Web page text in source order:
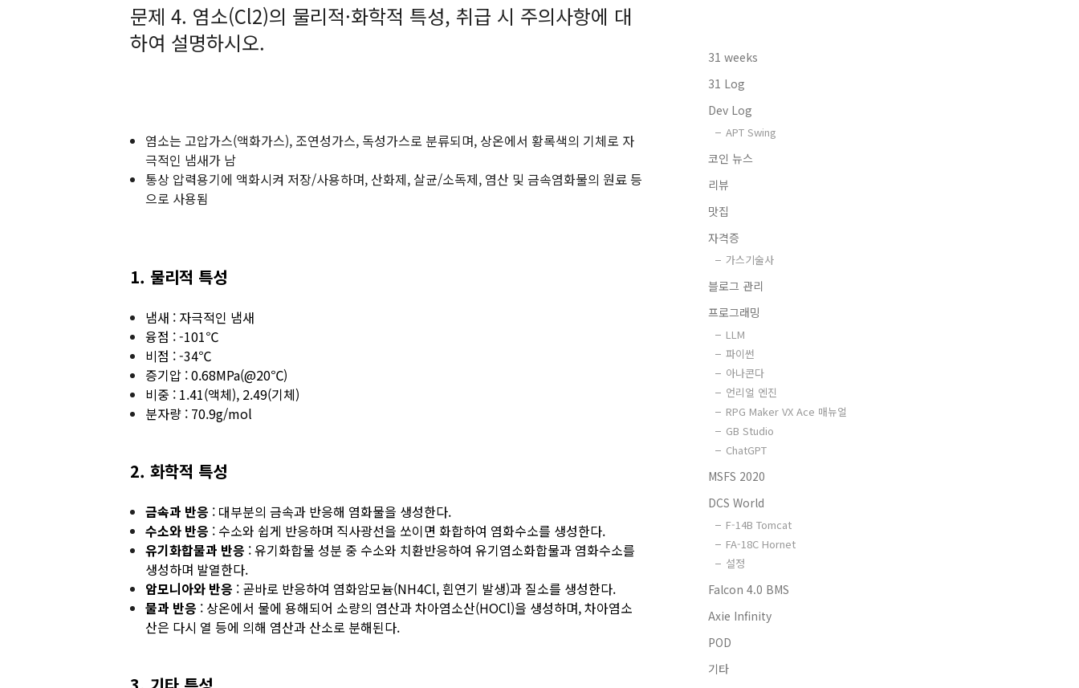
문제 4. 염소(Cl2)의 물리적·화학적 특성, 취급 시 주의사항에 대
하여 설명하시오.
염소는 고압가스(액화가스), 조연성가스, 독성가스로 분류되며, 상온에서 황록색의 기체로 자
극적인 냄새가 남
통상 압력용기에 액화시켜 저장/사용하며, 산화제, 살균/소독제, 염산 및 금속염화물의 원료 등
으로 사용됨
1. 물리적 특성
냄새 : 자극적인 냄새
융점 : -101℃
비점 : -34℃
증기압 : 0.68MPa(@20℃)
비중 : 1.41(액체), 2.49(기체)
분자량 : 70.9g/mol
2. 화학적 특성
금속과 반응 : 대부분의 금속과 반응해 염화물을 생성한다.
수소와 반응 : 수소와 쉽게 반응하며 직사광선을 쏘이면 화합하여 염화수소를 생성한다.
유기화합물과 반응 : 유기화합물 성분 중 수소와 치환반응하여 유기염소화합물과 염화수소를
생성하며 발열한다.
암모니아와 반응 : 곧바로 반응하여 염화암모늄(NH4Cl, 흰연기 발생)과 질소를 생성한다.
물과 반응 : 상온에서 물에 용해되어 소량의 염산과 차아염소산(HOCl)을 생성하며, 차아염소
산은 다시 열 등에 의해 염산과 산소로 분해된다.
31 weeks
31 Log
Dev Log
APT Swing
코인 뉴스
리뷰
맛집
자격증
가스기술사
블로그 관리
프로그래밍
LLM
파이썬
아나콘다
언리얼 엔진
RPG Maker VX Ace 매뉴얼
GB Studio
ChatGPT
MSFS 2020
DCS World
F-14B Tomcat
FA-18C Hornet
설정
Falcon 4.0 BMS
Axie Infinity
POD
기타